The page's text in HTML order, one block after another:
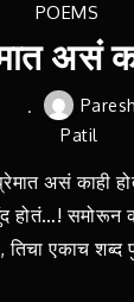
POEMS
असं
Paresh
Patil
असं काही
होतं…! समोरून
एकाच शब्द